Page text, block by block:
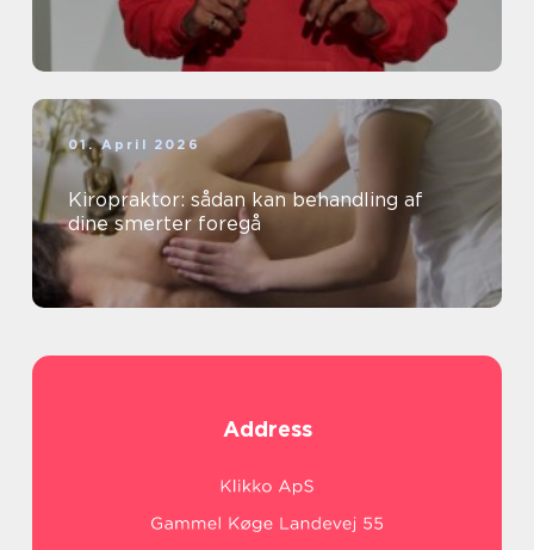
01. April 2026
Kiropraktor: sådan kan behandling af
dine smerter foregå
Address